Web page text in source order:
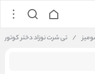
/ تی شرت نوزاد دختر کوتون Koton کد 5SMG60023AW